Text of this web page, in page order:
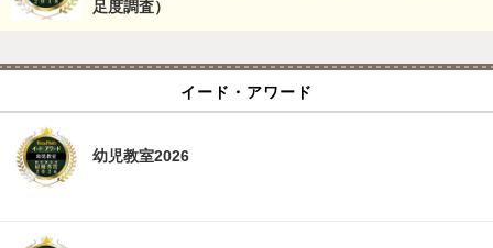
足度調査）
イード・アワード
幼児教室2026